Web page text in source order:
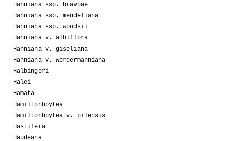
Hahniana ssp. bravoae
Hahniana ssp. mendeliana
Hahniana ssp. woodsii
Hahniana v. albiflora
Hahniana v. giseliana
Hahniana v. werdermanniana
Halbingeri
Halei
Hamata
Hamiltonhoytea
Hamiltonhoytea v. pilensis
Hastifera
Haudeana